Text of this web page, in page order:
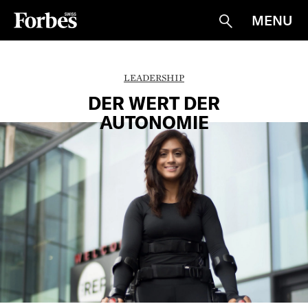
Suche
MENU
LEADERSHIP
DER WERT DER
AUTONOMIE